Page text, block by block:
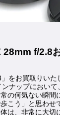
f/2.8
」をお買取りい
ナップにおい
の何気ない瞬
歩こう」と思わ
は、非常に大